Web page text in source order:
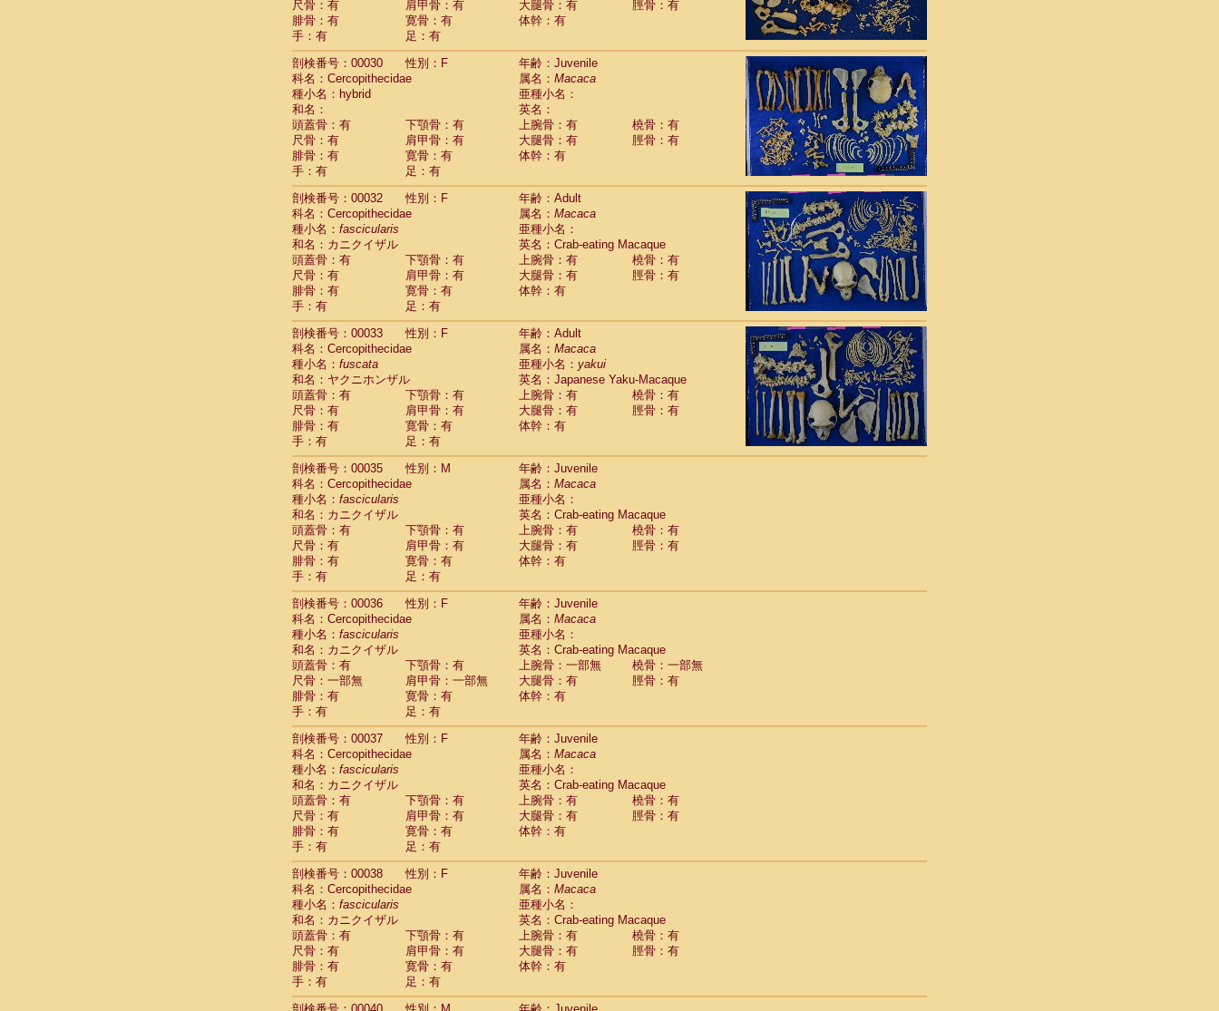
CercopithecidaeCercocebus torquatus torquatus(0)
CercopithecidaeCercocebus hybrid(2)
CercopithecidaeCercocebus
CercopithecidaeLophocebus albigena
Cercopithecidae (0)
Cercopithecidae Papio cynocephalus (11)
Cercopithecidae Papio hamadryas(1)
CercopithecidaePapio papio
CercopithecidaePapio
CercopithecidaeMandrillus leucophaeus
CercopithecidaeMandrillus sphinx
CercopithecidaeTheropithecus gelada(1)
CercopithecidaeMacaca arctoides(4)
Cercopithecidae Macaca assamensis
Cercopithecidae Macaca brunnescens(0)
CercopithecidaeMacaca cyclopis (23)
CercopithecidaeMacaca fascicularis (450)
CercopithecidaeMacaca fuscaca fuscata
CercopithecidaeMacaca fuscata yakui
CercopithecidaeMacaca fuscatahybrid(1)
CercopithecidaeMacaca maura(4)
Cercopithecidae Macaca mulatta(102)
Cercopithecidae Macaca nemestrina(6)
Cercopithecidae Macaca nigra(1)
CercopithecidaeMacaca radiata(36)
CercopithecidaeMacaca silenus(0)
CercopithecidaeMacaca sinica (1)
CercopithecidaeMacaca sylvanus
CercopithecidaeMacaca thibetana (0)
Cercopithecidae Macaca tonkeana (0)
Cercopithecidae hybrid(2)
Cercopithecidae (0)
CercopithecidaeAllenopithecus nigroviridis
CercopithecidaeCercopithecus ascanius
CercopithecidaeCercopithecus ascanius schmidti
CercopithecidaeCercopithecus cephus
CercopithecidaeCercopithecus diana
CercopithecidaeCercopithecus hamlyni
Cercopithecidae Cercopithecus lhoesti
Cercopithecidae Cercopithecus mitis(1)
CercopithecidaeCercopithecus mitis doggetti
CercopithecidaeCercopithecus mitis albogularis(0)
CercopithecidaeCercopithecus mona
CercopithecidaeCercopithecus neglectus
CercopithecidaeCercopithecus nigroviridis(0)
CercopithecidaeCercopithecus petaurista buettikoferi
Cercopithecidae Cercopithecusspp.(0)
Cercopithecidae Chlorocebus aethiops
CercopithecidaeChlorocebus pygerythrus cynosuros (0)
CercopithecidaeErythrocebus patas (46)
CercopithecidaeMiopithecus talapoin
CercopithecidaeCercopithecinae spp.
CercopithecidaeColobus angolensis
CercopithecidaeColobus guereza (0)
Cercopithecidae Colobus polykomos(0)
Cercopithecidae Piliocolobus badius(0)
Cercopithecidae Kasi senex vetulus(1)
CercopithecidaeKasi senex
CercopithecidaeNasalis larvatus(0)
CercopithecidaePresbytes melalophos
CercopithecidaePygathrix nemaeus
CercopithecidaeSemnopithecus entellus(21)
尺骨：有
肩甲骨：有 大腿骨：有
脛骨：有
腓骨：有
寛骨：有
体幹：有
手：有
足：有
剖検番号：00030
性別：F
年齢：Juvenile
科名：Cercopithecidae
属名： Macaca
種小名：hybrid
亜種小名：
和名：
英名：
頭蓋骨：有
下顎骨：有 上腕骨：有
橈骨：有
尺骨：有
肩甲骨：有 大腿骨：有
脛骨：有
腓骨：有
寛骨：有
体幹：有
手：有
足：有
剖検番号：00032
性別：F
年齢：Adult
科名：Cercopithecidae
属名： Macaca
種小名： fascicularis
亜種小名：
和名：カニクイザル
英名：Crab-eating Macaque
頭蓋骨：有
下顎骨：有 上腕骨：有
橈骨：有
尺骨：有
肩甲骨：有 大腿骨：有
脛骨：有
腓骨：有
寛骨：有
体幹：有
手：有
足：有
剖検番号：00033
性別：F
年齢：Adult
科名：Cercopithecidae
属名： Macaca
種小名： fuscata 亜種小名： yakui
和名：ヤクニホンザル
英名：Japanese Yaku-Macaque
頭蓋骨：有
下顎骨：有 上腕骨：有
橈骨：有
尺骨：有
肩甲骨：有 大腿骨：有
脛骨：有
腓骨：有
寛骨：有
体幹：有
手：有
足：有
剖検番号：00035
性別：M
年齢：Juvenile
科名：Cercopithecidae
属名： Macaca
種小名： fascicularis
亜種小名：
和名：カニクイザル
英名：Crab-eating Macaque
頭蓋骨：有
下顎骨：有 上腕骨：有
橈骨：有
尺骨：有
肩甲骨：有 大腿骨：有
脛骨：有
腓骨：有
寛骨：有
体幹：有
手：有
足：有
剖検番号：00036
性別：F
年齢：Juvenile
科名：Cercopithecidae
属名： Macaca
種小名： fascicularis
亜種小名：
和名：カニクイザル
英名：Crab-eating Macaque
頭蓋骨：有
下顎骨：有 上腕骨：一部無
橈骨：一部無
尺骨：一部無
肩甲骨：一部無 大腿骨：有
脛骨：有
腓骨：有
寛骨：有
体幹：有
手：有
足：有
剖検番号：00037
性別：F
年齢：Juvenile
科名：Cercopithecidae
属名： Macaca
種小名： fascicularis
亜種小名：
和名：カニクイザル
英名：Crab-eating Macaque
頭蓋骨：有
下顎骨：有 上腕骨：有
橈骨：有
尺骨：有
肩甲骨：有 大腿骨：有
脛骨：有
腓骨：有
寛骨：有
体幹：有
手：有
足：有
剖検番号：00038
性別：F
年齢：Juvenile
科名：Cercopithecidae
属名： Macaca
種小名： fascicularis
亜種小名：
和名：カニクイザル
英名：Crab-eating Macaque
頭蓋骨：有
下顎骨：有 上腕骨：有
橈骨：有
尺骨：有
肩甲骨：有 大腿骨：有
脛骨：有
腓骨：有
寛骨：有
体幹：有
手：有
足：有